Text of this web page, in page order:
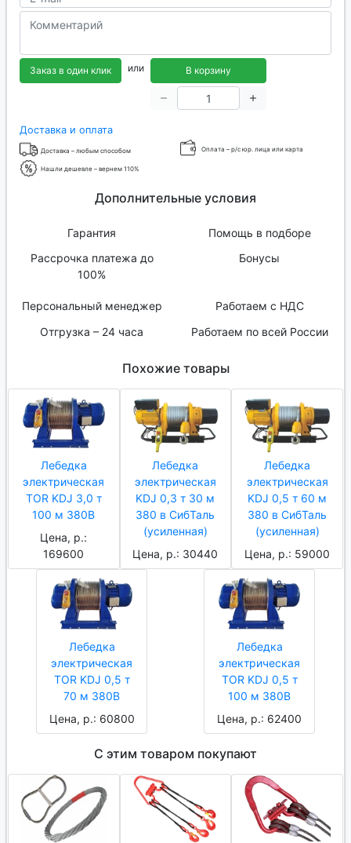
Заказ в один клик или В корзину
Доставка и оплата
Доставка – любым способом Оплата – р/с юр. лица или карта
Нашли дешевле – вернем 110%
Дополнительные условия
Гарантия
Помощь в подборе
Рассрочка платежа до
100%
Бонусы
Персональный менеджер
Работаем с НДС
Отгрузка – 24 часа
Работаем по всей России
Похожие товары
Лебедка
электрическая
TOR KDJ 3,0 т
100 м 380В
Цена, р.:
169600
Лебедка
электрическая
KDJ 0,3 т 30 м
380 в СибТаль
(усиленная)
Цена, р.: 30440
Лебедка
электрическая
KDJ 0,5 т 60 м
380 в СибТаль
(усиленная)
Цена, р.: 59000
Лебедка
электрическая
TOR KDJ 0,5 т
70 м 380В
Цена, р.: 60800
Лебедка
электрическая
TOR KDJ 0,5 т
100 м 380В
Цена, р.: 62400
С этим товаром покупают